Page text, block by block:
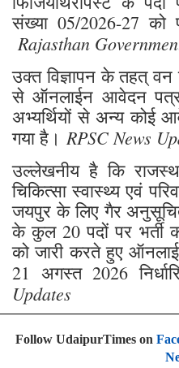
संख्या 05/2026-27 को
Rajasthan
उक्त विज्ञापन के तहत्
से ऑनलाईन आवेदन
अभ्यर्थियों से अन्य कोई
गया है। RPSC News
उल्लेखनीय है कि
चिकित्सा स्वास्थ्य एवं
जयपुर के लिए गैर
के कुल 20 पदों पर भर्ती
को जारी करते हुए
21 अगस्त 2026
Updates
Follow UdaipurTimes on